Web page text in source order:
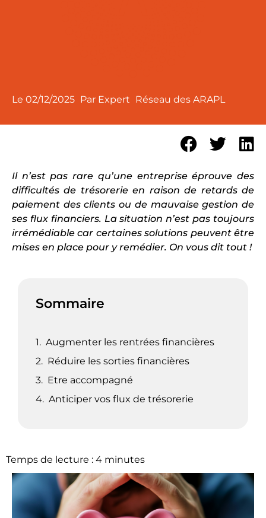
Le 02/12/2025 Par Expert Réseau des ARAPL
Il n’est pas rare qu’une entreprise éprouve des
difficultés de trésorerie en raison de retards de
paiement des clients ou de mauvaise gestion de
ses flux financiers. La situation n’est pas toujours
irrémédiable car certaines solutions peuvent être
mises en place pour y remédier. On vous dit tout !
Sommaire
Augmenter les rentrées financières
Réduire les sorties financières
Etre accompagné
Anticiper vos flux de trésorerie
Temps de lecture : 4 minutes